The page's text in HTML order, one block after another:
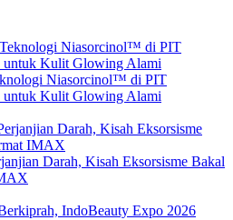
Niasorcinol™ di PIT
untuk Kulit Glowing Alami
Darah, Kisah Eksorsisme Bakal